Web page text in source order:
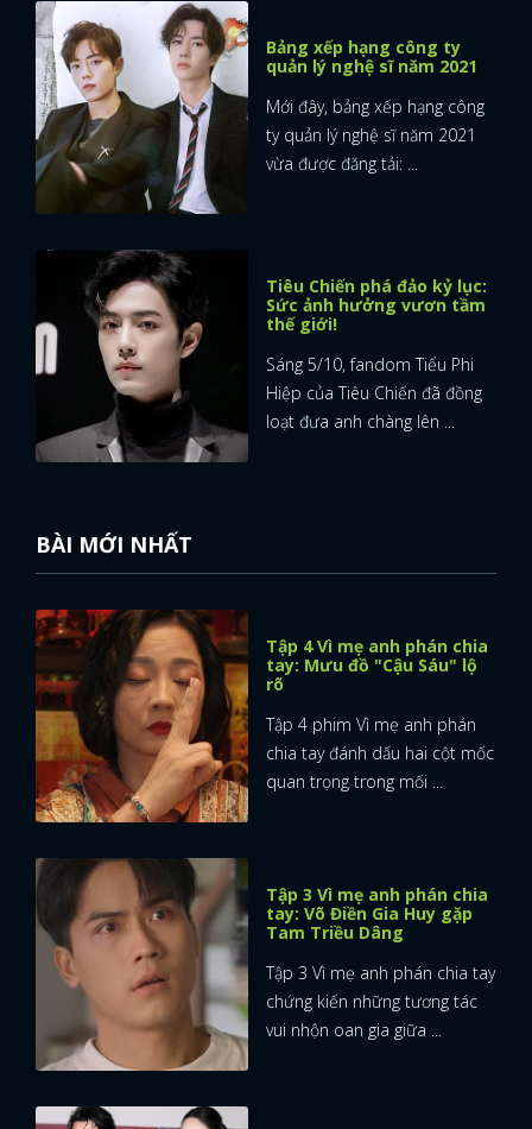
Bảng xếp hạng công ty
quản lý nghệ sĩ năm 2021
Mới đây, bảng xếp hạng công
ty quản lý nghệ sĩ năm 2021
vừa được đăng tải: ...
Tiêu Chiến phá đảo kỷ lục:
Sức ảnh hưởng vươn tầm
thế giới!
Sáng 5/10, fandom Tiểu Phi
Hiệp của Tiêu Chiến đã đồng
loạt đưa anh chàng lên ...
BÀI MỚI NHẤT
Tập 4 Vì mẹ anh phán chia
tay: Mưu đồ "Cậu Sáu" lộ
rõ
Tập 4 phim Vì mẹ anh phán
chia tay đánh dấu hai cột mốc
quan trọng trong mối ...
Tập 3 Vì mẹ anh phán chia
tay: Võ Điền Gia Huy gặp
Tam Triều Dâng
Tập 3 Vì mẹ anh phán chia tay
chứng kiến những tương tác
vui nhộn oan gia giữa ...